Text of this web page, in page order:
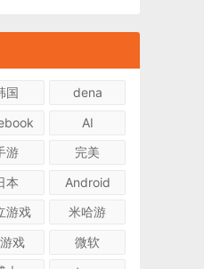
国
dena
AI
游
完美
本
Android
游戏
米哈游
戏
微软